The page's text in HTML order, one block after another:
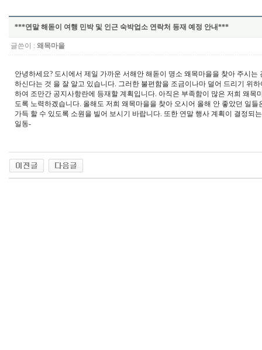
***연말 해돋이 여행 민박 및 인근 숙박업소 연락처 등재 예정 안내***
글쓴이 : 왜목마을
안녕하세요? 도시에서 제일 가까운 서해안 해돋이 명소 왜목마을을 찾아 주시
하신다는 것 을 잘 알고 있습니다. 그러한 불편함을 조금이나마 덜어 드리기 위
하여 조만간 공지사항란에 등재할 계획입니다. 아직은 부족함이 많은 저희 왜
도록 노력하겠습니다. 올해도 저희 왜목마을을 찾아 오시어 올해 안 좋았던 일
가득 할 수 있도록 소원을 빌어 보시기 바랍니다. 또한 연말 행사 계획이 결정되
일동-